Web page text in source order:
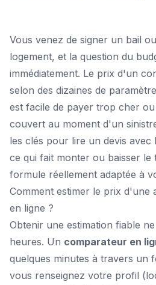
Vous venez de signer un bail
logement, et la question du
immédiatement. Le prix d'un
selon des dizaines de
est facile de payer trop cher
couvert au moment d'un
les clés pour lire un devis avec
ce qui fait monter ou baisser le
formule réellement adaptée à
Comment estimer le prix d'une
en ligne ?
Obtenir une estimation fiable
heures. Un comparateur en
quelques minutes à travers un
vous renseignez votre profil